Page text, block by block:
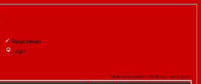
Registrieren
Login
Unbeantwortete Beiträge anzeigen